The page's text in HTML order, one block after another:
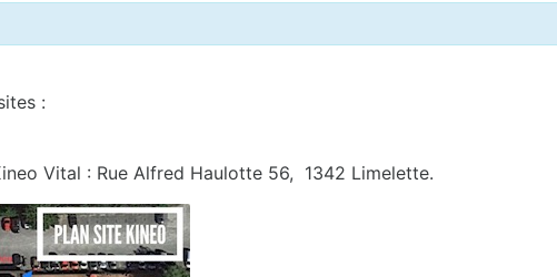
:
Vital : Rue Alfred Haulotte 56, 1342 Limelette.